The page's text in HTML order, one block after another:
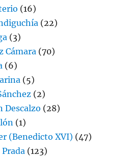
(16)
(22)
(3)
Cámara (70)
(6)
(5)
(2)
Descalzo (28)
(1)
(Benedicto XVI) (47)
(123)